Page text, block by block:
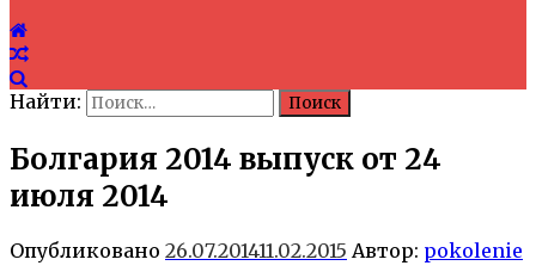
Найти:
Болгария 2014 выпуск от 24
июля 2014
Опубликовано 26.07.201411.02.2015 Автор: pokolenie